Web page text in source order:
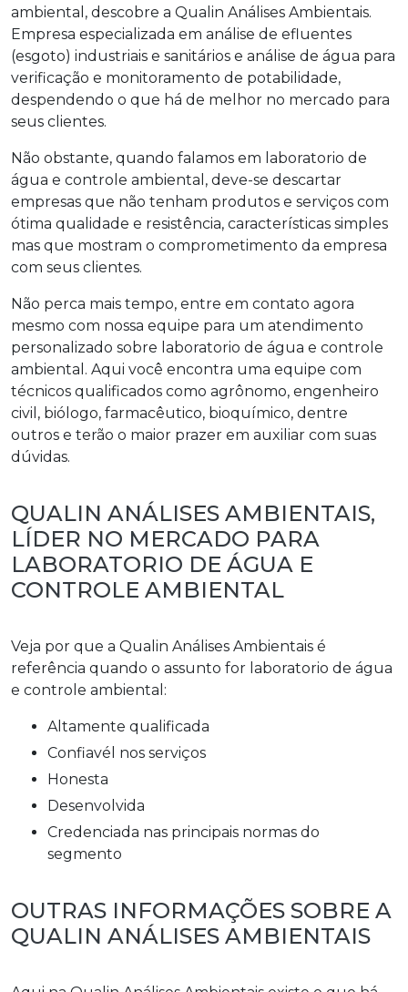
ambiental , descobre a Qualin Análises Ambientais.
Empresa especializada em análise de efluentes
(esgoto) industriais e sanitários e análise de água para
verificação e monitoramento de potabilidade,
despendendo o que há de melhor no mercado para
seus clientes.
Não obstante, quando falamos em laboratorio de
água e controle ambiental , deve-se descartar
empresas que não tenham produtos e serviços com
ótima qualidade e resistência, características simples
mas que mostram o comprometimento da empresa
com seus clientes.
Não perca mais tempo, entre em contato agora
mesmo com nossa equipe para um atendimento
personalizado sobre laboratorio de água e controle
ambiental . Aqui você encontra uma equipe com
técnicos qualificados como agrônomo, engenheiro
civil, biólogo, farmacêutico, bioquímico, dentre
outros e terão o maior prazer em auxiliar com suas
dúvidas.
QUALIN ANÁLISES AMBIENTAIS,
LÍDER NO MERCADO PARA
LABORATORIO DE ÁGUA E
CONTROLE AMBIENTAL
Veja por que a Qualin Análises Ambientais é
referência quando o assunto for laboratorio de água
e controle ambiental :
altamente qualificada
confiavél nos serviços
honesta
desenvolvida
credenciada nas principais normas do
segmento
OUTRAS INFORMAÇÕES SOBRE A
QUALIN ANÁLISES AMBIENTAIS